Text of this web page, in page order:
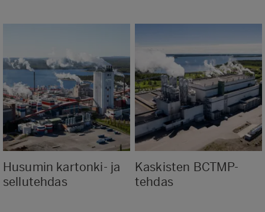
Husumin kartonki- ja
sellutehdas
Kaskisten BCTMP-
tehdas